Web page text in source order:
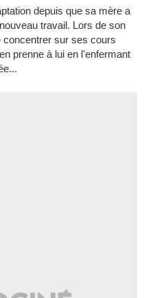
depuis que sa mère a
travail. Lors de son
concentrer sur ses cours
prenne à lui en l'enfermant